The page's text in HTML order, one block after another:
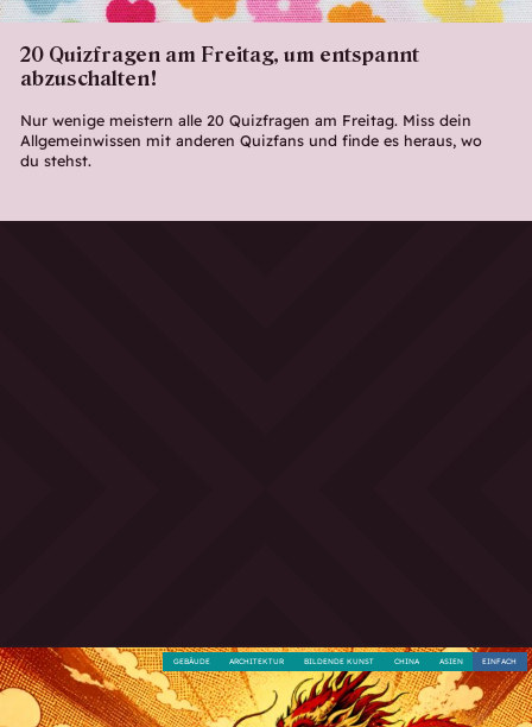
20 Quizfragen am Freitag, um entspannt
abzuschalten!
Nur wenige meistern alle 20 Quizfragen am Freitag. Miss dein
Allgemeinwissen mit anderen Quizfans und finde es heraus, wo
du stehst.
EINFACH
ASIEN
CHINA
BILDENDE KUNST
ARCHITEKTUR
GEBÄUDE